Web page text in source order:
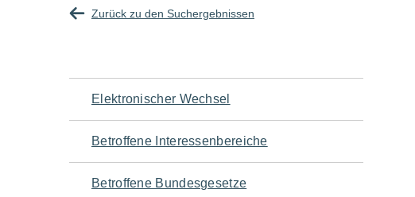
Zurück zu den Suchergebnissen
Navigation
für
den
Elektronischer Wechsel
Betroffene Interessenbereiche
Betroffene Bundesgesetze